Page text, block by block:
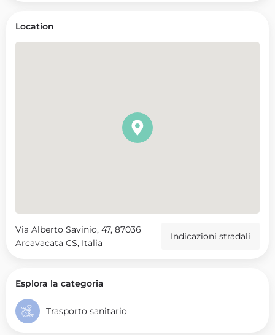
Location
Via Alberto Savinio, 47, 87036
Arcavacata CS, Italia
Indicazioni stradali
Esplora la categoria
Trasporto sanitario